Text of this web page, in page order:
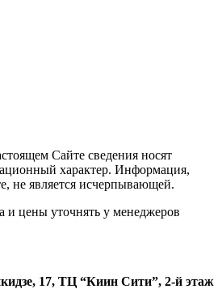
Сайте сведения носят
характер. Информация,
не является исчерпывающей.
и цены уточнять у менеджеров
17, ТЦ “Киин Сити”, 2-й этаж